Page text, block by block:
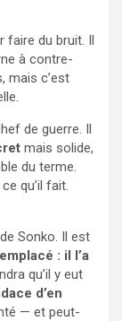
faire du bruit. Il
à contre-
mais c’est
de guerre. Il
mais solide,
du terme.
qu’il fait.
Sonko. Il est
: il l’a
qu’il y eut
d’en
— et peut-